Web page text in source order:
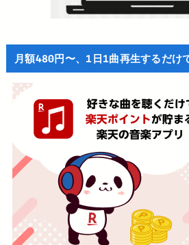
月額480円〜、1日1曲再生するだけ